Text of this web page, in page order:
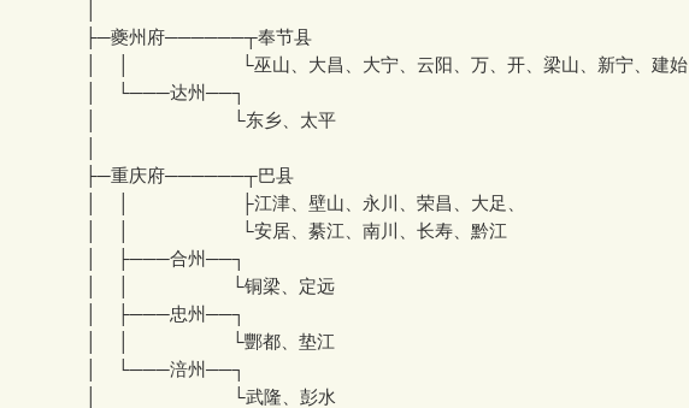
├─夔州府──────┬奉节县
│ │ └巫山、大昌、大宁、云阳、万、开、梁山、新宁、建始
│ └───达州──┐
│ └东乡、太平
├─重庆府──────┬巴县
│ │ ├江津、壁山、永川、荣昌、大足、
│ │ └安居、綦江、南川、长寿、黔江
│ ├───合州──┐
│ │ └铜梁、定远
│ ├───忠州──┐
│ │ └酆都、垫江
│ └───涪州──┐
│ └武隆、彭水